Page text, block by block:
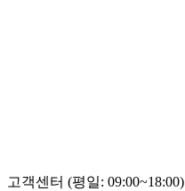
고객센터 (평일: 09:00~18:00)